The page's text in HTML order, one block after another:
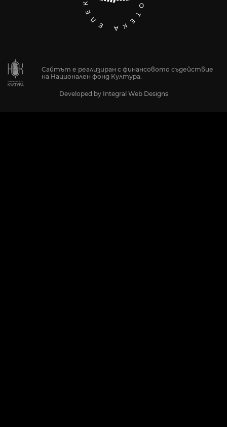
Сайтът е реализиран с финансовото съдействие
на Национален фонд Култура.
Developed by Integral Web Designs